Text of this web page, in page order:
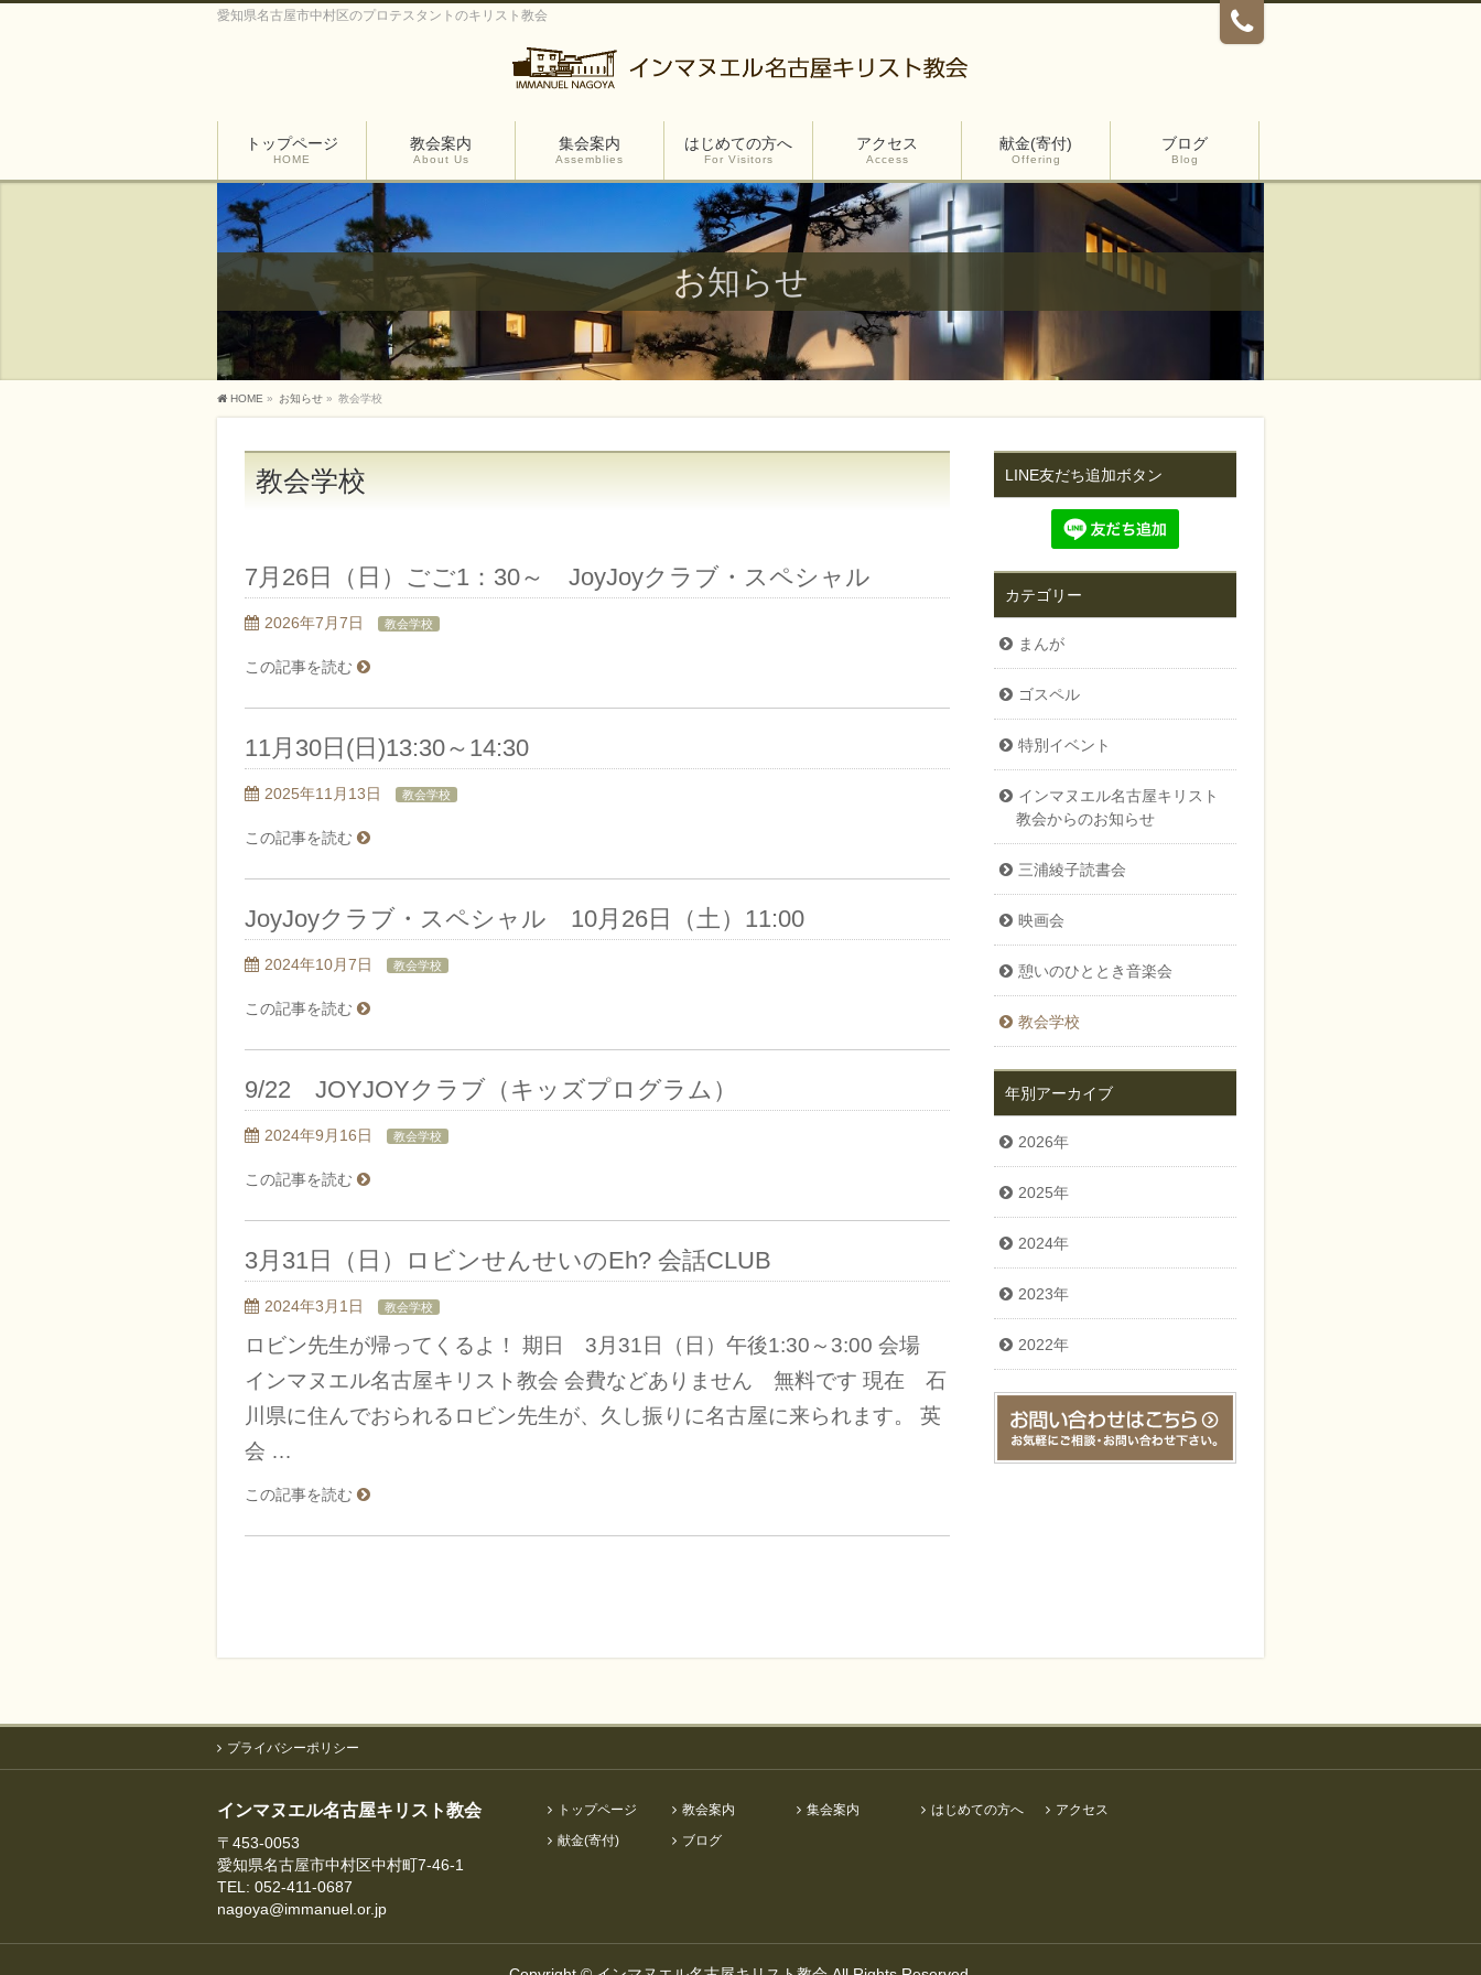
愛知県名古屋市中村区のプロテスタントのキリスト教会
トップページ
HOME
教会案内
About Us
集会案内
Assemblies
はじめての方へ
For Visitors
アクセス
Access
献金(寄付)
Offering
ブログ
Blog
お知らせ
HOME » お知らせ » 教会学校
教会学校
7月26日（日）ごご1：30～ JoyJoyクラブ・スペシャル
2026年7月7日 教会学校
この記事を読む
11月30日(日)13:30～14:30
2025年11月13日 教会学校
この記事を読む
JoyJoyクラブ・スペシャル 10月26日（土）11:00
2024年10月7日 教会学校
この記事を読む
9/22 JOYJOYクラブ（キッズプログラム）
2024年9月16日 教会学校
この記事を読む
3月31日（日）ロビンせんせいのEh? 会話CLUB
2024年3月1日 教会学校
ロビン先生が帰ってくるよ！ 期日 3月31日（日）午後1:30～3:00 会場
インマヌエル名古屋キリスト教会 会費などありません 無料です 現在 石
川県に住んでおられるロビン先生が、久し振りに名古屋に来られます。 英
会 …
この記事を読む
LINE友だち追加ボタン
カテゴリー
まんが
ゴスペル
特別イベント
インマヌエル名古屋キリスト
教会からのお知らせ
三浦綾子読書会
映画会
憩いのひととき音楽会
教会学校
年別アーカイブ
2026年
2025年
2024年
2023年
2022年
プライバシーポリシー
インマヌエル名古屋キリスト教会
〒453-0053
愛知県名古屋市中村区中村町7-46-1
TEL: 052-411-0687
nagoya@immanuel.or.jp
トップページ 教会案内 集会案内 はじめての方へ
アクセス
献金(寄付)
ブログ